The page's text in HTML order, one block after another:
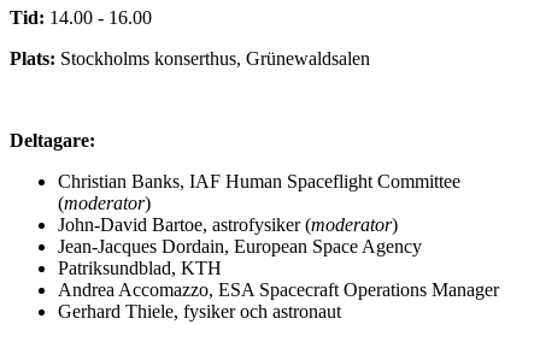
Tid: 14.00 - 16.00
Plats: Stockholms konserthus, Grünewaldsalen
Deltagare:
Christian Banks, IAF Human Spaceflight Committee
(moderator)
John-David Bartoe, astrofysiker (moderator)
Jean-Jacques Dordain, European Space Agency
Patriksundblad, KTH
Andrea Accomazzo, ESA Spacecraft Operations Manager
Gerhard Thiele, fysiker och astronaut